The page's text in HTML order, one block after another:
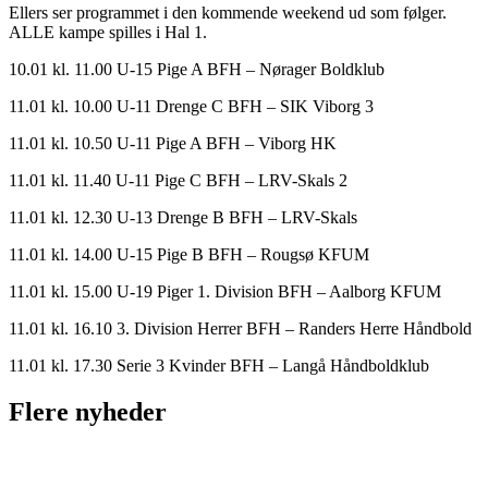
Ellers ser programmet i den kommende weekend ud som følger.
ALLE kampe spilles i Hal 1.
10.01 kl. 11.00 U-15 Pige A BFH – Nørager Boldklub
11.01 kl. 10.00 U-11 Drenge C BFH – SIK Viborg 3
11.01 kl. 10.50 U-11 Pige A BFH – Viborg HK
11.01 kl. 11.40 U-11 Pige C BFH – LRV-Skals 2
11.01 kl. 12.30 U-13 Drenge B BFH – LRV-Skals
11.01 kl. 14.00 U-15 Pige B BFH – Rougsø KFUM
11.01 kl. 15.00 U-19 Piger 1. Division BFH – Aalborg KFUM
11.01 kl. 16.10 3. Division Herrer BFH – Randers Herre Håndbold
11.01 kl. 17.30 Serie 3 Kvinder BFH – Langå Håndboldklub
Flere nyheder